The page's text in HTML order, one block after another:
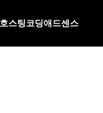
호스팅코딩애드센스